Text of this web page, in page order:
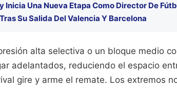
Inicia Una Nueva Etapa Como Director De
Su Salida Del Valencia Y Barcelona
alta selectiva o un bloque medio
adelantados, reduciendo el espacio
gire y arme el remate. Los extremos